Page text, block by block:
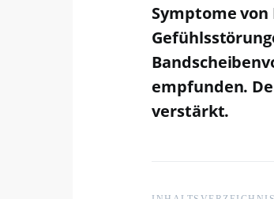
Symptome
empfunden.
verstärkt.